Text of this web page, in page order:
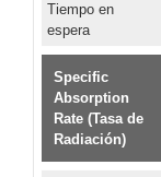
Tiempo en
espera
Specific
Absorption
Rate (Tasa de
Radiación)